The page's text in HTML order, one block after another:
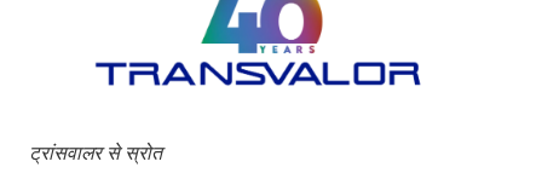
ट्रांसवालर से स्रोत